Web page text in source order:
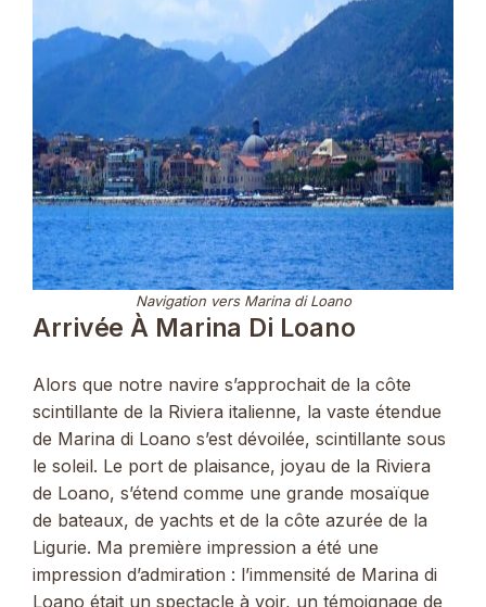
Navigation vers Marina di Loano
Arrivée À Marina Di Loano
Alors que notre navire s’approchait de la côte
scintillante de la Riviera italienne, la vaste étendue
de Marina di Loano s’est dévoilée, scintillante sous
le soleil. Le port de plaisance, joyau de la Riviera
de Loano, s’étend comme une grande mosaïque
de bateaux, de yachts et de la côte azurée de la
Ligurie. Ma première impression a été une
impression d’admiration : l’immensité de Marina di
Loano était un spectacle à voir, un témoignage de